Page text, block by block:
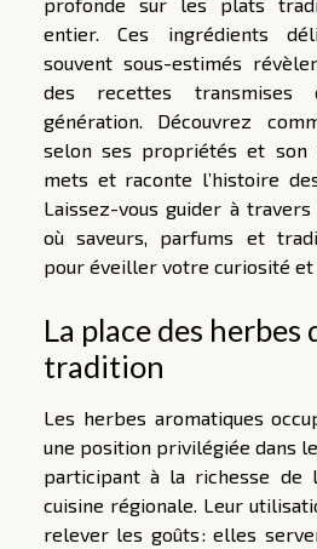
entier. Ces ingrédients
souvent sous-estimés
des recettes transmises
génération. Découvrez
selon ses propriétés et son
mets et raconte l’histoire
Laissez-vous guider à
où saveurs, parfums et
pour éveiller votre curiosité
La place des herbes
tradition
Les herbes aromatiques
une position privilégiée dans
participant à la richesse de
cuisine régionale. Leur
relever les goûts : elles